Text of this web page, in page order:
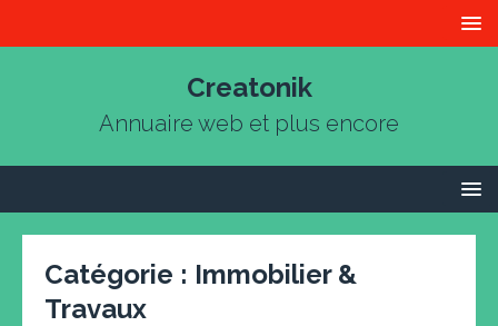
Creatonik
Annuaire web et plus encore
Catégorie : Immobilier &
Travaux